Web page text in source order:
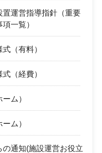
置運営指導指針（重要
一覧）
（有料）
（経費）
ム）
ム）
通知(施設運営お役立